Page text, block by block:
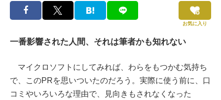
お気に入り
一番影響された人間、それは筆者かも知れない
マイクロソフトにしてみれば、わらをもつかむ気持ち
で、このPRを思いついたのだろう。実際に使う前に、口
コミやいろいろな理由で、見向きもされなくなった